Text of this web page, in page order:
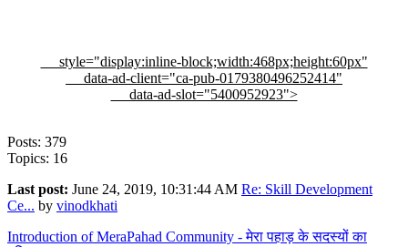
style="display:inline-block;width:468px;height:60px"
data-ad-client="ca-pub-0179380496252414"
data-ad-slot="5400952923">
Posts: 379
Topics: 16
Last post: June 24, 2019, 10:31:44 AM Re: Skill Development
Ce... by vinodkhati
Introduction of MeraPahad Community - मेरा पहाड़ के सदस्यों का